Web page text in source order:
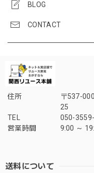
BLOG
CONTACT
住所
〒537-
25
TEL
050-
営業時間
9:00 ～
送料について